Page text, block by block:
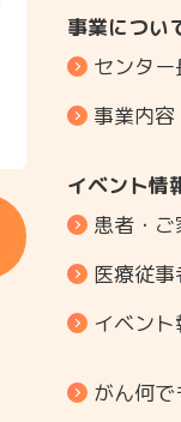
事業につい
センタ
事業内容
イベント情
患者・
医療従
イベント
がん何